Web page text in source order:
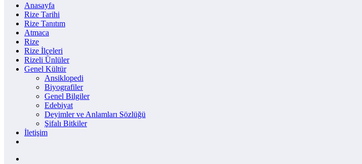
Anasayfa
Rize Tarihi
Rize Tanıtım
Atmaca
Rize
Rize İlçeleri
Rizeli Ünlüler
Genel Kültür
Ansiklopedi
Biyografiler
Genel Bilgiler
Edebiyat
Deyimler ve Anlamları Sözlüğü
Şifalı Bitkiler
İletişim